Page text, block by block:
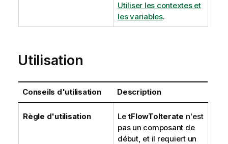
Utiliser les contextes et
les variables.
Utilisation
Conseils d'utilisation Description
Règle d'utilisation LetFlowToIterate n'est
pas un composant de
début, et il requiert un